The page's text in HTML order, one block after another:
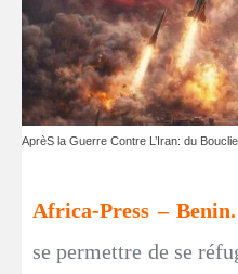
AprèS la Guerre Contre L’Iran: du
Africa-Press –
se permettre de se